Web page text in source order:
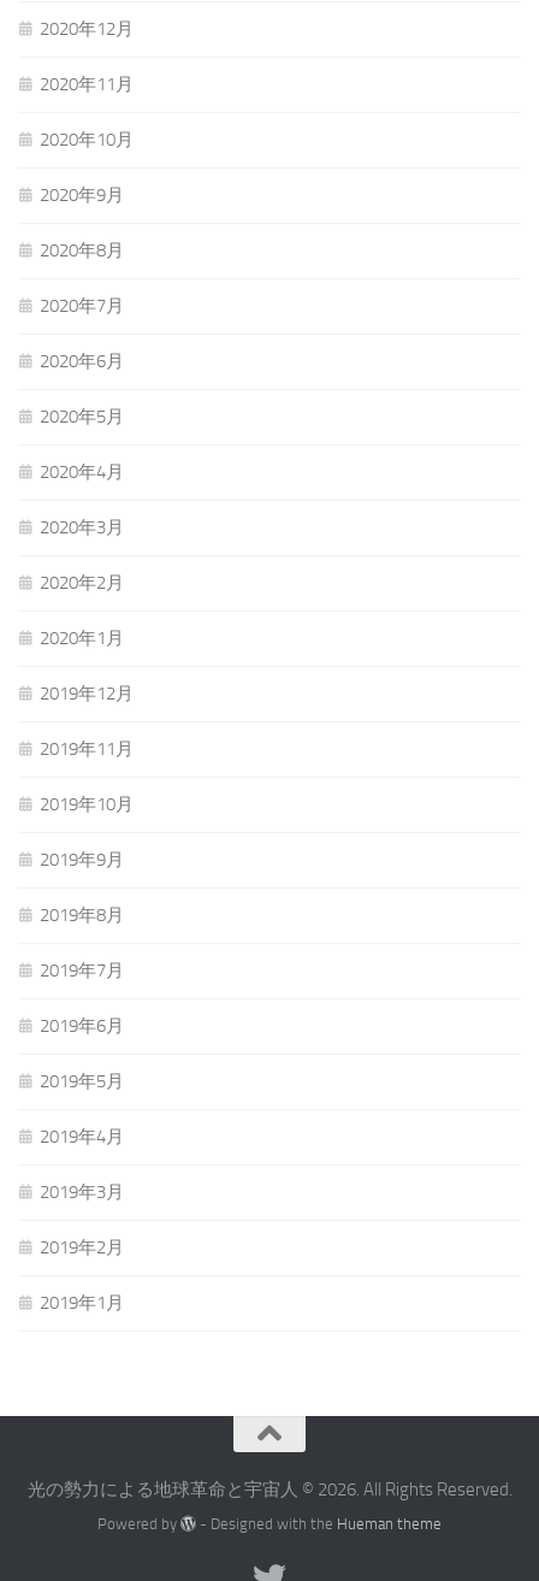
2020年12月
2020年11月
2020年10月
2020年9月
2020年8月
2020年7月
2020年6月
2020年5月
2020年4月
2020年3月
2020年2月
2020年1月
2019年12月
2019年11月
2019年10月
2019年9月
2019年8月
2019年7月
2019年6月
2019年5月
2019年4月
2019年3月
2019年2月
2019年1月
光の勢力による地球革命と宇宙人 © 2026. All Rights Reserved.
Powered by - Designed with the Hueman theme